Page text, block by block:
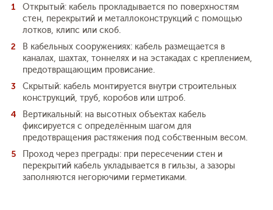
Открытый: кабель прокладывается по поверхностям
стен, перекрытий и металлоконструкций с помощью
лотков, клипс или скоб.
В кабельных сооружениях: кабель размещается в
каналах, шахтах, тоннелях и на эстакадах с креплением,
предотвращающим провисание.
Скрытый: кабель монтируется внутри строительных
конструкций, труб, коробов или штроб.
Вертикальный: на высотных объектах кабель
фиксируется с определённым шагом для
предотвращения растяжения под собственным весом.
Проход через преграды: при пересечении стен и
перекрытий кабель укладывается в гильзы, а зазоры
заполняются негорючими герметиками.